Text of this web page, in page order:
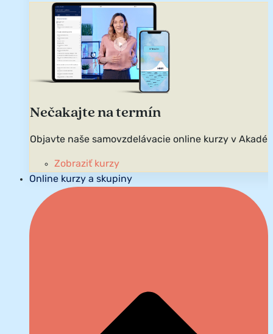
Nečakajte na termín
Objavte naše samovzdelávacie online kurzy v
Zobraziť kurzy
Online kurzy a skupiny